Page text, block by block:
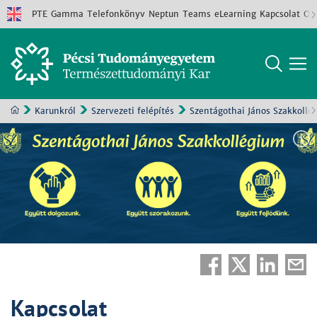
PTE Gamma Telefonkönyv Neptun Teams eLearning Kapcsolat
Karunkról Szervezeti felépítés Szentágothai János
Kapcsolat